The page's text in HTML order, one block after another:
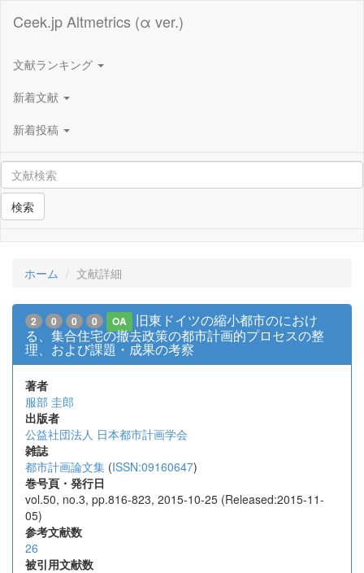
Ceek.jp Altmetrics (α ver.)
文献ランキング
新着文献
新着投稿
検索
ホーム 文献詳細
2 0 0 0 OA
旧東ドイツの縮小都市のにおけ
る、集合住宅の撤去政策の都市計画的プロセスの整
理、および課題・成果の考察
著者
服部 圭郎
出版者
公益社団法人 日本都市計画学会
雑誌
都市計画論文集 (ISSN:09160647)
巻号頁・発行日
vol.50, no.3, pp.816-823, 2015-10-25 (Released:2015-11-
05)
参考文献数
26
被引用文献数